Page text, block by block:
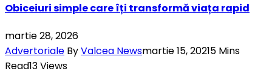
Obiceiuri simple care îți transformă viața rapid
martie 28, 2026
Advertoriale ByValcea Newsmartie 15, 20215 Mins
Read13Views